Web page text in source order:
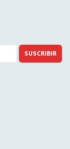
SUSCRIBIR